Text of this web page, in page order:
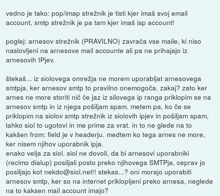
vedno je tako: pop/imap strežnik je tisti kjer imaš svoj email
account, smtp strežnik je pa tam kjer imaš isp account!
poglej: arnesov strežnik (PRAVILNO) zavrača vse maile, ki niso
naslovljeni na arnesove mail accounte ali pa ne prihajajo iz
arnesovih IPjev.
štekaš... iz siolovega omrežja ne morem uporabljat arnesovega
smtpja, ker arnesov smtp to pravilno onemogoča. zakaj? zato ker
arnes ne more storiti nič če jaz iz silovega ip ranga priklopim se na
arnesov smtp in iz njega pošiljam spam. metem pa, ko če se
priklopim na siolov smtp strežnik iz siolovih ipjev in pošiljam spam,
lahko siol to ugotovi in me prime za vrat. in to ne glede na to
kakšen from: field je v headerju. medtem ko tega arnes ne more,
ker nisem njihov uporabnik ipja.
enako velja za siol. siol ne dovoli, da bi arnesovi uporabniki
(recimo dialup) posiljali posto preko njihovega SMTPja, ceprav jo
posiljajo kot nekdo@siol.net!! stekas...? oni morajo uporabiti
arnesov smtp, ker so na internet priklopljeni preko arnesa, neglede
na to kaksen mail account imajo?